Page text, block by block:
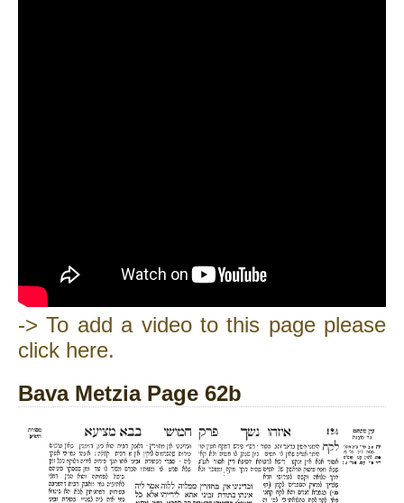
-> To add a video to this page please
click here.
Bava Metzia Page 62b